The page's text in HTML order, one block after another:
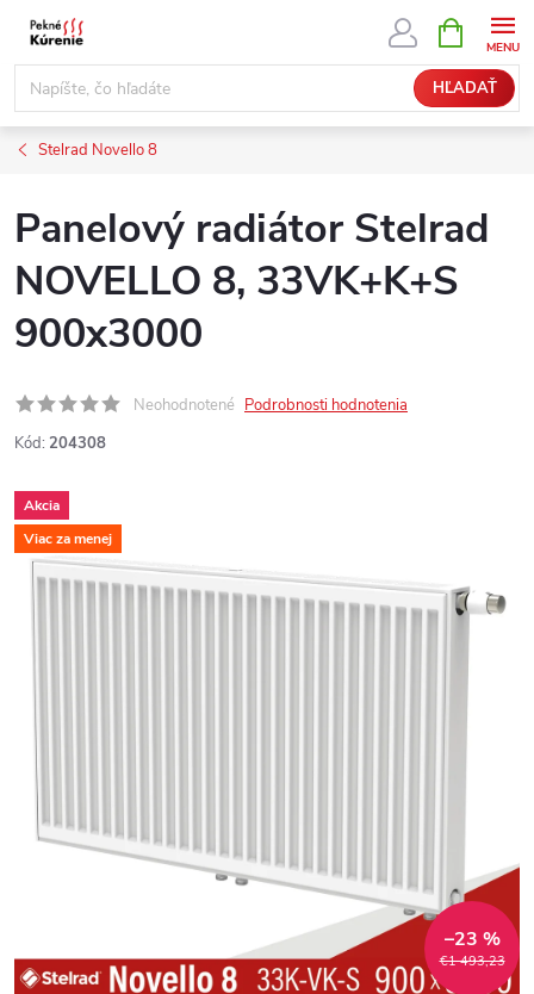
Prejsť
obsah
HĽADAŤ
KOŠÍK
Stelrad Novello 8
Panelový radiátor Stelrad
NOVELLO 8, 33VK+K+S
900x3000
Neohodnotené Podrobnosti hodnotenia
Kód: 204308
Akcia
Viac za menej
€1 493,23
–23 %